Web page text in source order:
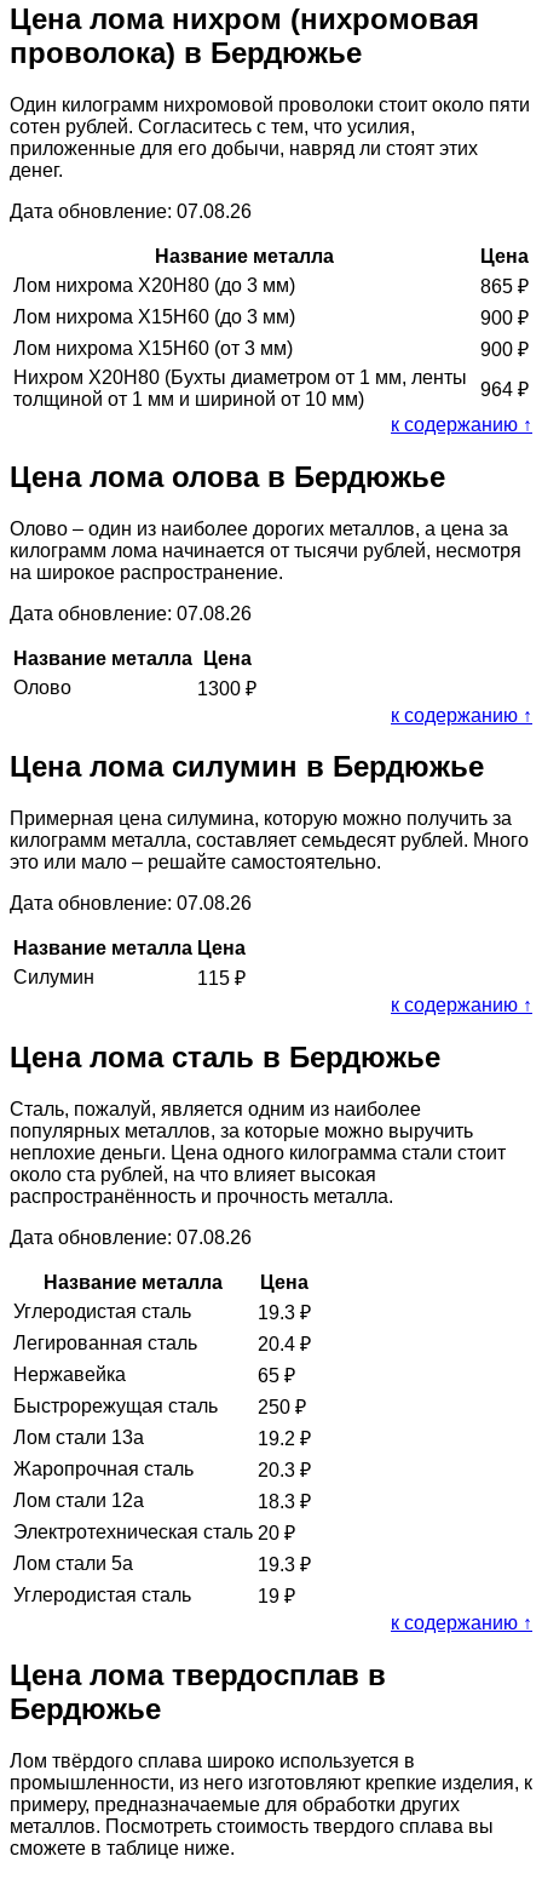
Цена лома нихром (нихромовая
проволока) в Бердюжье
Один килограмм нихромовой проволоки стоит около пяти
сотен рублей. Согласитесь с тем, что усилия,
приложенные для его добычи, навряд ли стоят этих
денег.
Дата обновление: 07.08.26
Название металла
Цена
Лом нихрома Х20Н80 (до 3 мм)
865 ₽
Лом нихрома Х15Н60 (до 3 мм)
900 ₽
Лом нихрома Х15Н60 (от 3 мм)
900 ₽
Нихром Х20Н80 (Бухты диаметром от 1 мм, ленты
толщиной от 1 мм и шириной от 10 мм)
964 ₽
к содержанию ↑
Цена лома олова в Бердюжье
Олово – один из наиболее дорогих металлов, а цена за
килограмм лома начинается от тысячи рублей, несмотря
на широкое распространение.
Дата обновление: 07.08.26
Название металла
Цена
Олово
1300 ₽
к содержанию ↑
Цена лома силумин в Бердюжье
Примерная цена силумина, которую можно получить за
килограмм металла, составляет семьдесят рублей. Много
это или мало – решайте самостоятельно.
Дата обновление: 07.08.26
Название металла Цена
Силумин
115 ₽
к содержанию ↑
Цена лома сталь в Бердюжье
Сталь, пожалуй, является одним из наиболее
популярных металлов, за которые можно выручить
неплохие деньги. Цена одного килограмма стали стоит
около ста рублей, на что влияет высокая
распространённость и прочность металла.
Дата обновление: 07.08.26
Название металла
Цена
Углеродистая сталь
19.3 ₽
Легированная сталь
20.4 ₽
Нержавейка
65 ₽
Быстрорежущая сталь
250 ₽
Лом стали 13а
19.2 ₽
Жаропрочная сталь
20.3 ₽
Лом стали 12а
18.3 ₽
Электротехническая сталь 20 ₽
Лом стали 5а
19.3 ₽
Углеродистая сталь
19 ₽
к содержанию ↑
Цена лома твердосплав в
Бердюжье
Лом твёрдого сплава широко используется в
промышленности, из него изготовляют крепкие изделия, к
примеру, предназначаемые для обработки других
металлов. Посмотреть стоимость твердого сплава вы
сможете в таблице ниже.